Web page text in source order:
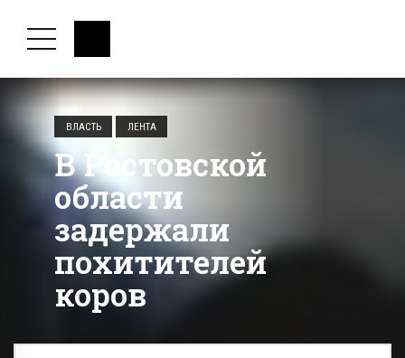
ВЛАСТЬ ЛЕНТА
В Ростовской
области
задержали
похитителей
коров